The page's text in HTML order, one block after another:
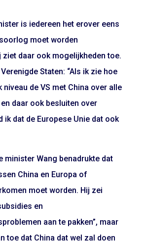
is iedereen het erover eens
moet worden
ziet daar ook mogelijkheden toe.
Staten: “Als ik zie hoe
niveau de VS met China over alle
daar ook besluiten over
ik dat de Europese Unie dat ook
minister Wang benadrukte dat
China en Europa of
moet worden. Hij zei
en
aan te pakken”, maar
toe dat China dat wel zal doen